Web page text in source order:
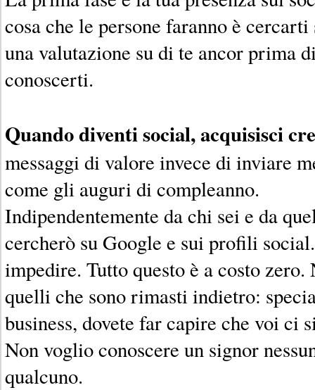
cosa che le persone faranno è
una valutazione su di te ancor prima
conoscerti.
Quando diventi social, acquisisci
messaggi di valore invece di inviare
come gli auguri di compleanno.
Indipendentemente da chi sei e da
cercherò su Google e sui profili
impedire. Tutto questo è a costo
quelli che sono rimasti indietro:
business, dovete far capire che voi ci
Non voglio conoscere un signor
qualcuno.